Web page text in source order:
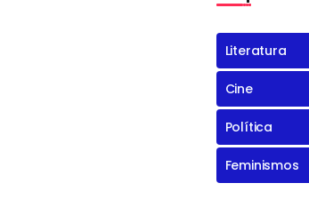
Literatura
Cine
Política
Feminismos